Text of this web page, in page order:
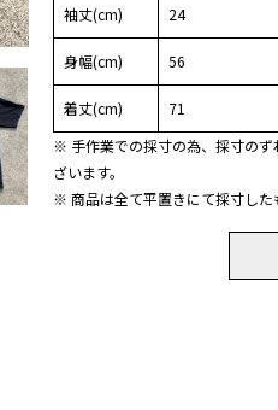
袖丈(cm) 24
身幅(cm) 56
着丈(cm)
71
※ 手作業での採寸の為、採寸のず
ざいます。
※ 商品は全て平置きにて採寸した